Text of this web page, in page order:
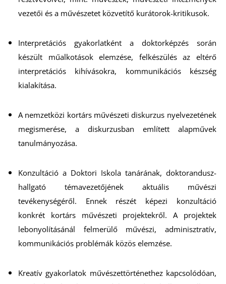
vezetői és a művészetet közvetítő kurátorok-kritikusok.
Interpretációs gyakorlatként a doktorképzés során
készült műalkotások elemzése, felkészülés az eltérő
interpretációs kihívásokra, kommunikációs készség
kialakítása.
A nemzetközi kortárs művészeti diskurzus nyelvezetének
megismerése, a diskurzusban említett alapművek
tanulmányozása.
Konzultáció a Doktori Iskola tanárának, doktorandusz-
hallgató témavezetőjének aktuális művészi
tevékenységéről. Ennek részét képezi konzultáció
konkrét kortárs művészeti projektekről. A projektek
lebonyolításánál felmerülő művészi, adminisztratív,
kommunikációs problémák közös elemzése.
Kreatív gyakorlatok művészettörténethez kapcsolódóan,